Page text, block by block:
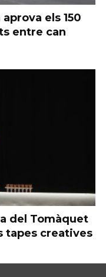
els 150
entre can
del Tomàquet
tapes creatives